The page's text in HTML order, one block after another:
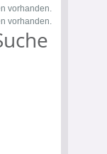
vorhanden.
vorhanden.